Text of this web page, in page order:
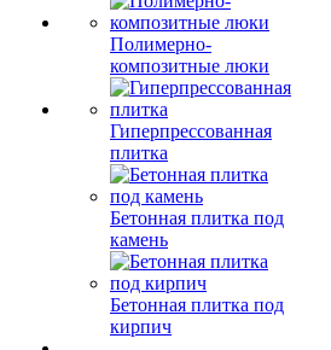
Полимерно-
композитные люки
Гиперпрессованная
плитка
Бетонная плитка под
камень
Бетонная плитка под
кирпич